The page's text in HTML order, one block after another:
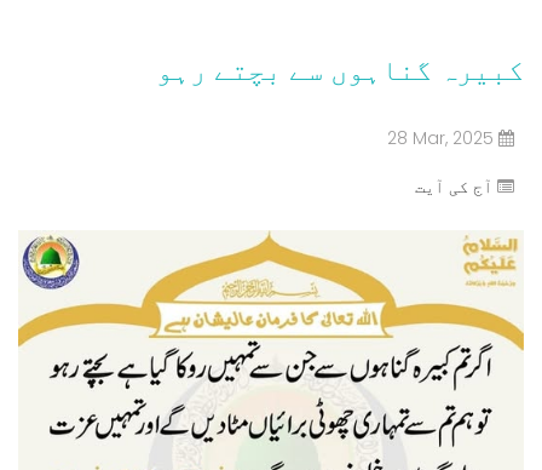
کبیرہ گناہوں سے بچتے رہو
28 Mar, 2025
آج کی آیت